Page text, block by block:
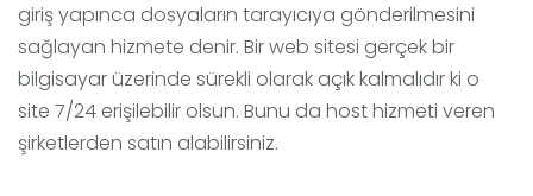
giriş yapınca dosyaların tarayıcıya gönderilmesini
sağlayan hizmete denir. Bir web sitesi gerçek bir
bilgisayar üzerinde sürekli olarak açık kalmalıdır ki o
site 7/24 erişilebilir olsun. Bunu da host hizmeti veren
şirketlerden satın alabilirsiniz.